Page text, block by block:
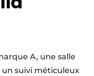
A, une salle
un suivi méticuleux